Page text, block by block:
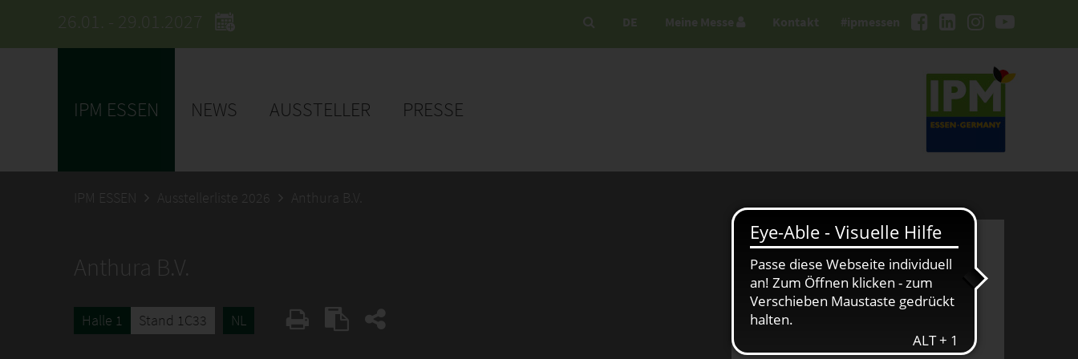
26.01. - 29.01.2027 #ipmessen
DE Meine Messe Kontakt
IPM ESSEN NEWS AUSSTELLER PRESSE
IPM ESSEN Ausstellerliste 2026 Anthura B.V.
Anthura B.V.
Halle 1 Stand 1C33 NL